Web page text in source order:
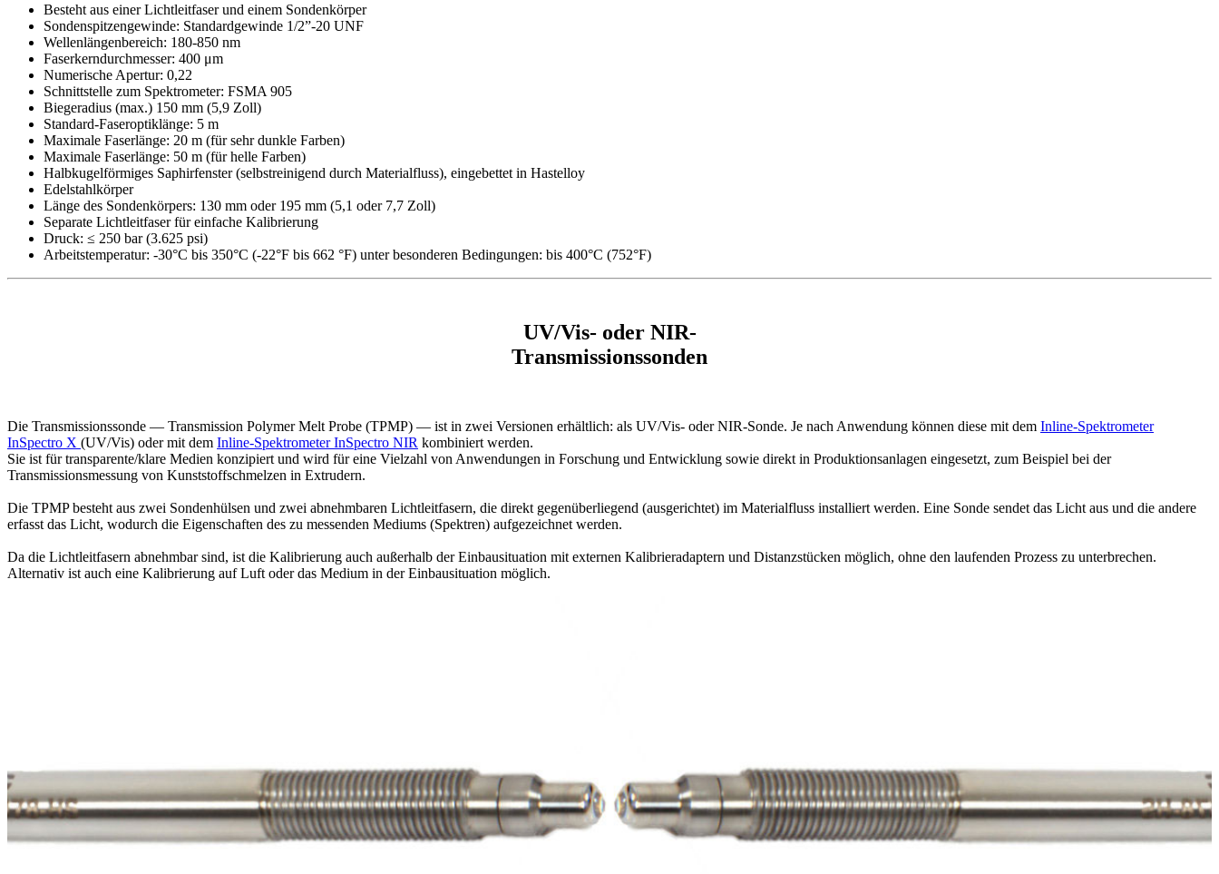
Besteht aus einer Lichtleitfaser und einem Sondenkörper
Sondenspitzengewinde: Standardgewinde 1/2”-20 UNF
Wellenlängenbereich: 180-850 nm
Faserkerndurchmesser: 400 μm
Numerische Apertur: 0,22
Schnittstelle zum Spektrometer: FSMA 905
Biegeradius (max.) 150 mm (5,9 Zoll)
Standard-Faseroptiklänge: 5 m
Maximale Faserlänge: 20 m (für sehr dunkle Farben)
Maximale Faserlänge: 50 m (für helle Farben)
Halbkugelförmiges Saphirfenster (selbstreinigend durch Materialfluss), eingebettet in Hastelloy
Edelstahlkörper
Länge des Sondenkörpers: 130 mm oder 195 mm (5,1 oder 7,7 Zoll)
Separate Lichtleitfaser für einfache Kalibrierung
Druck: ≤ 250 bar (3.625 psi)
Arbeitstemperatur: -30°C bis 350°C (-22°F bis 662 °F) unter besonderen Bedingungen: bis 400°C (752°F)
UV/Vis- oder NIR-
Transmissionssonden
Die Transmissionssonde — Transmission Polymer Melt Probe (TPMP) — ist in zwei Versionen erhältlich: als UV/Vis- oder NIR-Sonde. Je nach Anwendung können diese mit dem Inline-Spektrometer
InSpectro X (UV/Vis) oder mit dem Inline-Spektrometer InSpectro NIR kombiniert werden.
Sie ist für transparente/klare Medien konzipiert und wird für eine Vielzahl von Anwendungen in Forschung und Entwicklung sowie direkt in Produktionsanlagen eingesetzt, zum Beispiel bei der
Transmissionsmessung von Kunststoffschmelzen in Extrudern.
Die TPMP besteht aus zwei Sondenhülsen und zwei abnehmbaren Lichtleitfasern, die direkt gegenüberliegend (ausgerichtet) im Materialfluss installiert werden. Eine Sonde sendet das Licht aus und die andere
erfasst das Licht, wodurch die Eigenschaften des zu messenden Mediums (Spektren) aufgezeichnet werden.
Da die Lichtleitfasern abnehmbar sind, ist die Kalibrierung auch außerhalb der Einbausituation mit externen Kalibrieradaptern und Distanzstücken möglich, ohne den laufenden Prozess zu unterbrechen.
Alternativ ist auch eine Kalibrierung auf Luft oder das Medium in der Einbausituation möglich.